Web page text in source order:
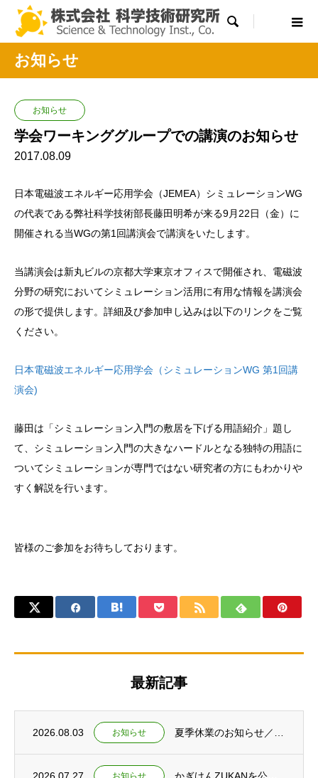

お知らせ
お知らせ
学会ワーキンググループでの講演のお知らせ
2017.08.09
日本電磁波エネルギー応用学会（JEMEA）シミュレーションWG
の代表である弊社科学技術部長藤田明希が来る9月22日（金）に
開催される当WGの第1回講演会で講演をいたします。
当講演会は新丸ビルの京都大学東京オフィスで開催され、電磁波
分野の研究においてシミュレーション活用に有用な情報を講演会
の形で提供します。詳細及び参加申し込みは以下のリンクをご覧
ください。
日本電磁波エネルギー応用学会（シミュレーションWG 第1回講
演会)
藤田は「シミュレーション入門の敷居を下げる用語紹介」題し
て、シミュレーション入門の大きなハードルとなる独特の用語に
ついてシミュレーションが専門ではない研究者の方にもわかりや
すく解説を行います。
皆様のご参加をお待ちしております。
最新記事
2026.08.03 お知らせ
お知らせ